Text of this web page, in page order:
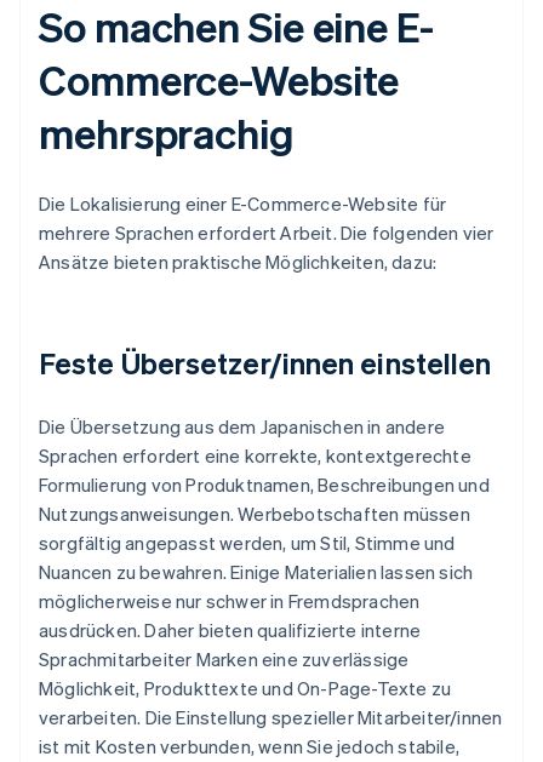
So machen Sie eine E-
Commerce-Website
mehrsprachig
Die Lokalisierung einer E-Commerce-Website für
mehrere Sprachen erfordert Arbeit. Die folgenden vier
Ansätze bieten praktische Möglichkeiten, dazu:
Feste Übersetzer/innen einstellen
Die Übersetzung aus dem Japanischen in andere
Sprachen erfordert eine korrekte, kontextgerechte
Formulierung von Produktnamen, Beschreibungen und
Nutzungsanweisungen. Werbebotschaften müssen
sorgfältig angepasst werden, um Stil, Stimme und
Nuancen zu bewahren. Einige Materialien lassen sich
möglicherweise nur schwer in Fremdsprachen
ausdrücken. Daher bieten qualifizierte interne
Sprachmitarbeiter Marken eine zuverlässige
Möglichkeit, Produkttexte und On-Page-Texte zu
verarbeiten. Die Einstellung spezieller Mitarbeiter/innen
ist mit Kosten verbunden, wenn Sie jedoch stabile,